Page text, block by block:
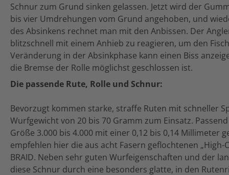
Schnur zum Grund sinken gelassen. Jetzt wird der
bis vier Umdrehungen vom Grund angehoben, und
des Absinkens rechnet man mit den Anbissen. Der
blitzschnell mit einem Anhieb zu reagieren, um den
Veränderung in der Absinkphase kann einen Biss
die Bremse der Rolle möglichst geschlossen ist.
Die passende Rute, Rolle und Schnur:
Bevorzugt kommen starke, straffe Ruten mit schneller
Wurfgewicht von 20 bis 70 Gramm zum Einsatz.
Größe 3.000 bis 4.000 mit einer 0,12 bis 0,14 Millimeter
empfehlen hier die aus acht Fasern geflochtenen „High-
BRAID. Neben sehr guten Wurfeigenschaften und der
diese Schnur durch eine besonders glatte, in den